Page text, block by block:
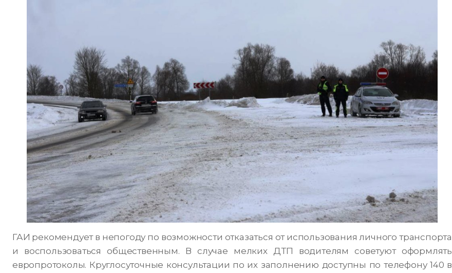
ГАИ рекомендует в непогоду по возможности отказаться от использования личного транспорта
и воспользоваться общественным. В случае мелких ДТП водителям советуют оформлять
европротоколы. Круглосуточные консультации по их заполнению доступны по телефону 140 в